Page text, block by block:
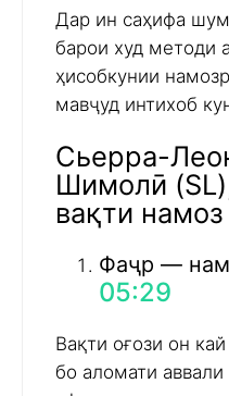
Дар ин саҳифа
барои худ методи
ҳисобкунии
мавҷуд интихоб
Сьерра-
Шимолӣ
вақти
Фаҷр —
05:29
Вақти оғози он
бо аломати